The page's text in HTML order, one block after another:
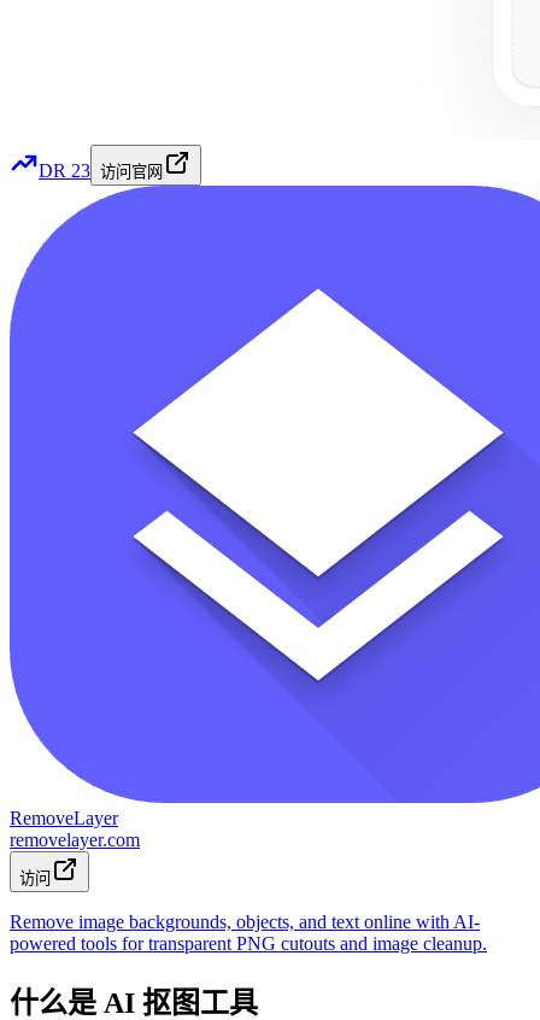
DR 23 访问官网
RemoveLayer
removelayer.com
访问
Remove image backgrounds, objects, and text online with AI-
powered tools for transparent PNG cutouts and image cleanup.
什么是 AI 抠图工具